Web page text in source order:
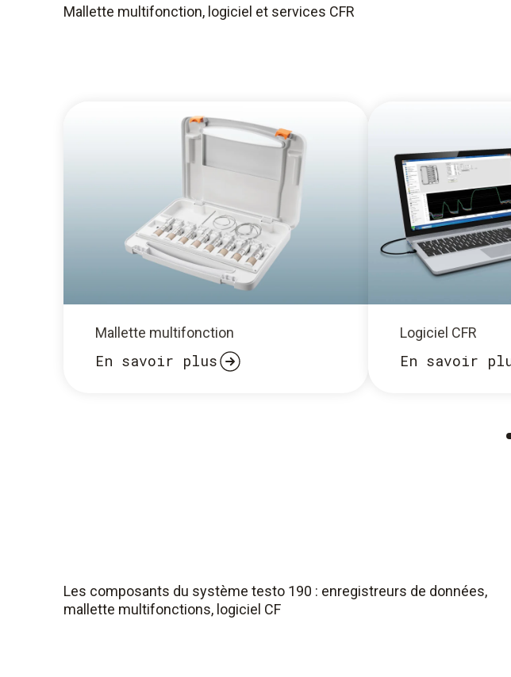
Mallette multifonction, logiciel et services CFR
Mallette multifonction
En savoir plus
Logiciel CFR
En savoir
Les composants du système testo 190 : enregistreurs de données,
mallette multifonctions, logiciel CF